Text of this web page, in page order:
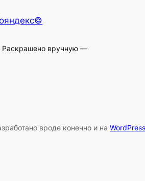
вручную —
вроде конечно и на WordPress